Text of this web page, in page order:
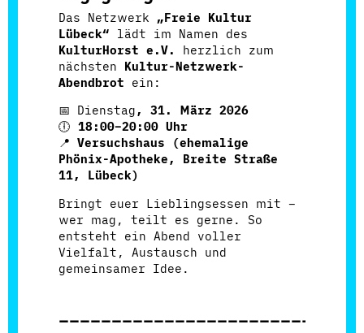
Das Netzwerk „Freie Kultur
Lübeck“ lädt im Namen des
KulturHorst e.V.
herzlich zum
nächsten Kultur-Netzwerk-
Abendbrot ein:
📅 Dienstag, 31. März 2026
🕕 18:00–20:00 Uhr
📍 Versuchshaus (ehemalige
Phönix-Apotheke, Breite Straße
11, Lübeck)
Bringt euer Lieblingsessen mit –
wer mag, teilt es gerne. So
entsteht ein Abend voller
Vielfalt, Austausch und
gemeinsamer Idee.